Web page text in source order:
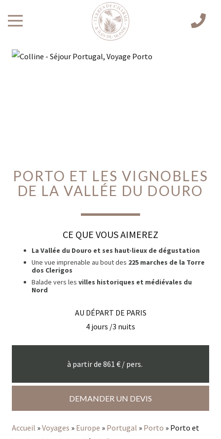
PORTO ET LES VIGNOBLES
DE LA VALLÉE DU DOURO
CE QUE VOUS AIMEREZ
La Vallée du Douro et ses haut-lieux de dégustation
Une vue imprenable au bout des 225 marches de la Torre
dos Clerigos
Balade vers les villes historiques et médiévales du
Nord
AU DÉPART DE PARIS
4 jours /3 nuits
à partir de 861 € / pers.
DEMANDER UN DEVIS
Accueil »Voyages » Europe » Portugal » Porto » Porto et